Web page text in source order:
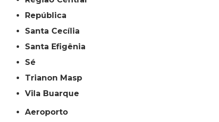
República
Santa Cecília
Santa Efigênia
Sé
Trianon Masp
Vila Buarque
Aeroporto